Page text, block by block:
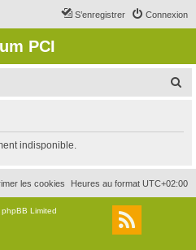
Connexion
S’enregistrer
PCI
r
c
indisponible.
Heures au format UTC+02:00
les cookies
Limited